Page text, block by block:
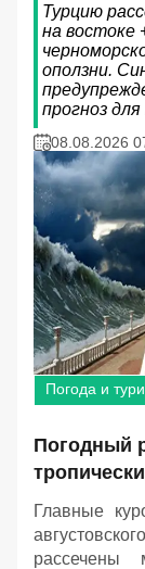
Турцию
на востоке
оползни.
прогноз
08.08.2026
Погода и
Погодный
Главные
рассечены